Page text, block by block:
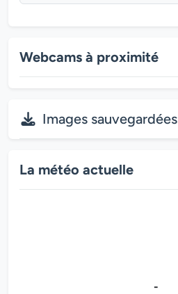
Webcams à proximité
Images sauvegardées
La météo actuelle
-